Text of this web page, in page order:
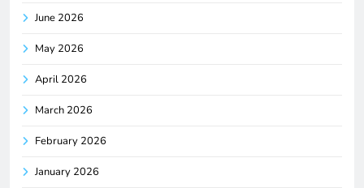
June 2026
May 2026
April 2026
March 2026
February 2026
January 2026